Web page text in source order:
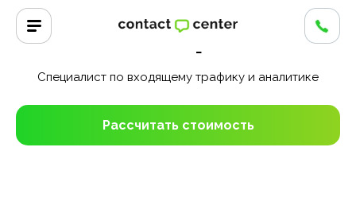
Главная
Анна Панфилова
Специалист по входящему трафику и аналитике
Рассчитать стоимость